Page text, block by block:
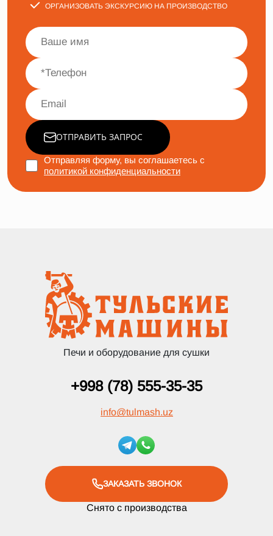
ОРГАНИЗОВАТЬ ЭКСКУРСИЮ НА ПРОИЗВОДСТВО
ОТПРАВИТЬ ЗАПРОС
Отправляя форму, вы соглашаетесь с
политикой конфиденциальности
Печи и оборудование для сушки
+998 (78) 555-35-35
info@tulmash.uz
ЗАКАЗАТЬ ЗВОНОК
Снято с производства